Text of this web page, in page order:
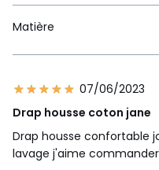
Matière
07/06/2023
Drap housse coton jane
Drap housse confortable
lavage j'aime